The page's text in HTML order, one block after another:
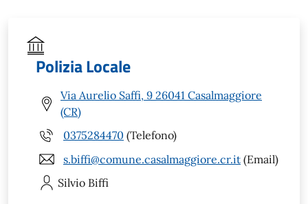
Polizia Locale
Via Aurelio Saffi, 9 26041 Casalmaggiore
(CR)
0375284470 (Telefono)
s.biffi@comune.casalmaggiore.cr.it (Email)
Silvio Biffi